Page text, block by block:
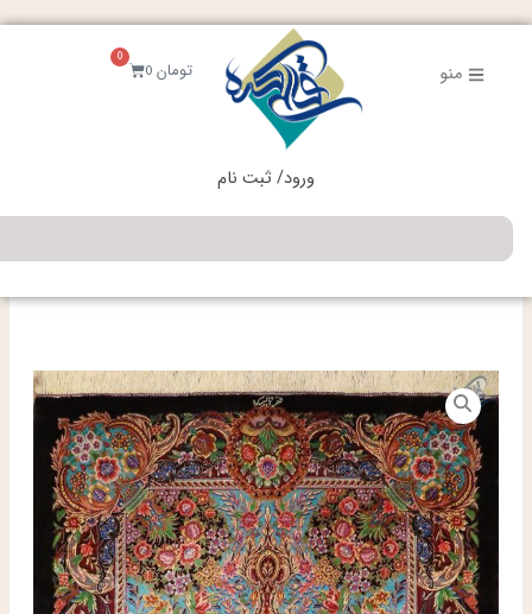
رفتن
منو تومان0
0
سبد
خرید
ورود/ ثبت نام
جستجو